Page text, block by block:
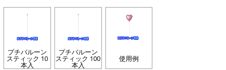
プチバルーン
スティック 10
本入
プチバルーン
スティック 100
本入
使用例